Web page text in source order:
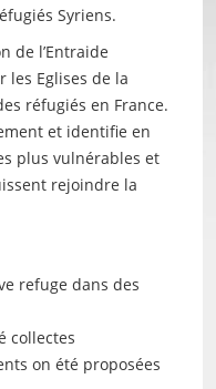
Syriens.
de l’Entraide
les Eglises de la
réfugiés en France.
et identifie en
plus vulnérables et
rejoindre la
refuge dans des
collectes
on été proposées